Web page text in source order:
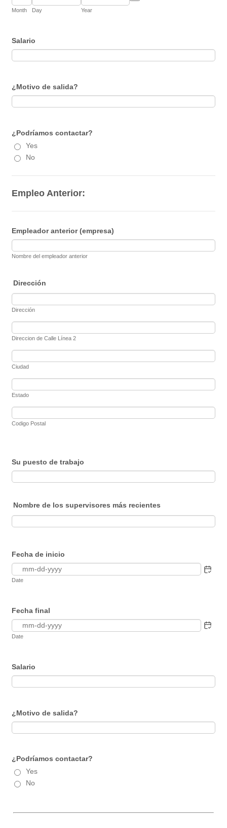
Month Day Year
Date Picker Icon
Salario
¿Motivo de salida?
¿Podríamos contactar?
Yes
No
Empleo Anterior:
Empleador anterior (empresa)
Nombre del empleador anterior
Dirección
Dirección
Direccion de Calle Línea 2
Ciudad
Estado
Codigo Postal
Su puesto de trabajo
Nombre de los supervisores más recientes
Fecha de inicio
Date
Fecha final
Date
Salario
¿Motivo de salida?
¿Podríamos contactar?
Yes
No